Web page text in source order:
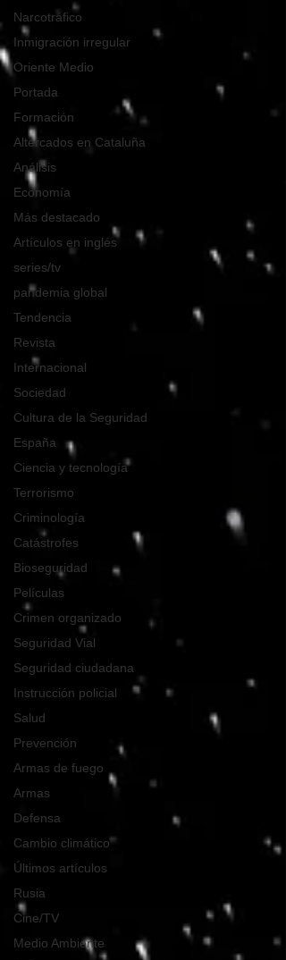
Narcotráfico
Inmigración irregular
Oriente Medio
Portada
Formación
Altercados en Cataluña
Análisis
Economía
Más destacado
Artículos en inglés
series/tv
pandemia global
Tendencia
Revista
Internacional
Sociedad
Cultura de la Seguridad
España
Ciencia y tecnología
Terrorismo
Criminología
Catástrofes
Bioseguridad
Películas
Crimen organizado
Seguridad Vial
Seguridad ciudadana
Instrucción policial
Salud
Prevención
Armas de fuego
Armas
Defensa
Cambio climático
Últimos artículos
Rusia
Cine/TV
Medio Ambiente